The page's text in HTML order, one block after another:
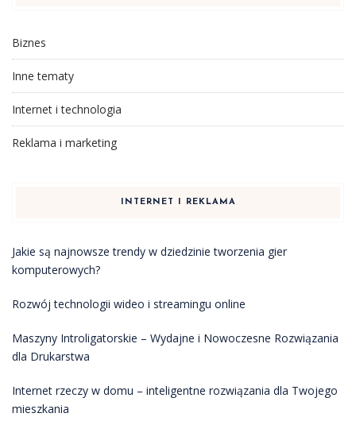
Biznes
Inne tematy
Internet i technologia
Reklama i marketing
INTERNET I REKLAMA
Jakie są najnowsze trendy w dziedzinie tworzenia gier
komputerowych?
Rozwój technologii wideo i streamingu online
Maszyny Introligatorskie – Wydajne i Nowoczesne Rozwiązania
dla Drukarstwa
Internet rzeczy w domu – inteligentne rozwiązania dla Twojego
mieszkania